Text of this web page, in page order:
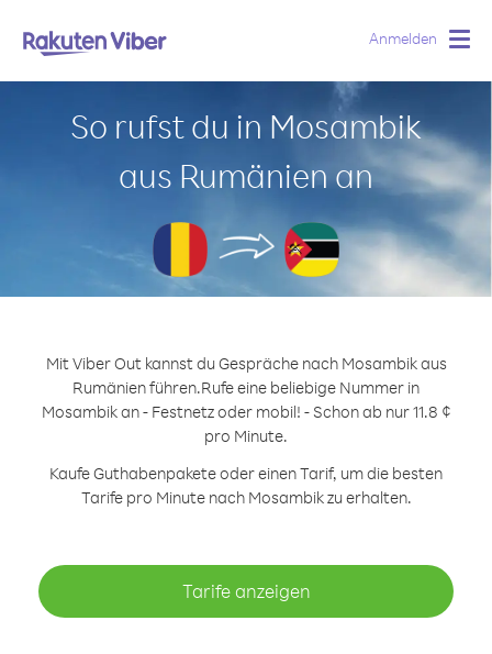
Anmelden
So rufst du in Mosambik
aus Rumänien an
Mit Viber Out kannst du Gespräche nach Mosambik aus
Rumänien führen.Rufe eine beliebige Nummer in
Mosambik an - Festnetz oder mobil! - Schon ab nur 11.8 ¢
pro Minute.
Kaufe Guthabenpakete oder einen Tarif, um die besten
Tarife pro Minute nach Mosambik zu erhalten.
Tarife anzeigen